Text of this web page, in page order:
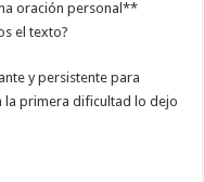
oración personal**
el texto?
y persistente para
la primera dificultad lo dejo